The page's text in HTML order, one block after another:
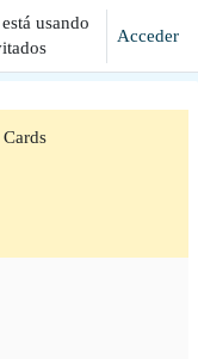
usando
Acceder